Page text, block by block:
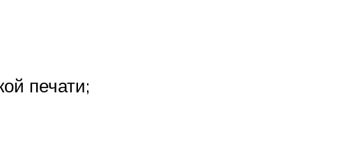
печати;